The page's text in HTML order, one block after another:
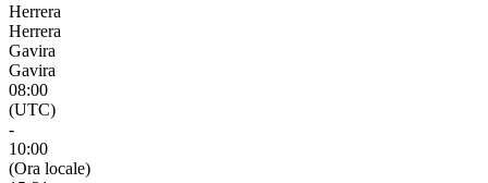
Herrera
Herrera
Gavira
Gavira
08:00
(UTC)
-
10:00
(Ora locale)